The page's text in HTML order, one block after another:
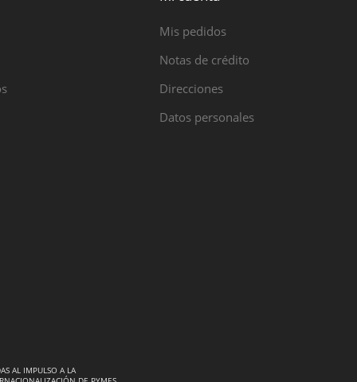
Mis pedidos
Notas de crédito
Direcciones
Datos personales
AL IMPULSO A LA